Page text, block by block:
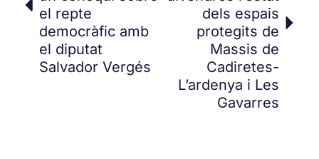
el repte
democràfic amb
el diputat
Salvador Vergés
dels espais
protegits de
Massis de
Cadiretes-
L’ardenya i Les
Gavarres